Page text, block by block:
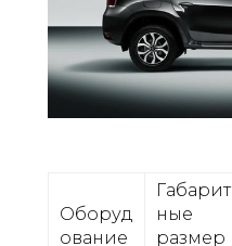
Оборуд
ование
Габарит
ные
размер